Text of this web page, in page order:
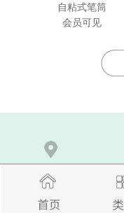
自粘式笔筒
会员可见